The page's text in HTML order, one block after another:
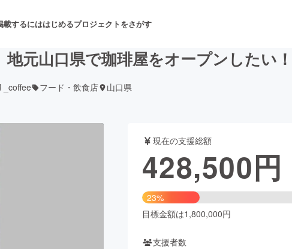
載するにははじめるプロジェクトをさがす
舞台・パフォーマンス
ファッション
ビューティー・ヘルスケア
元山口県で珈琲屋をオープンしたい！
_coffee フード・飲食店 山口県
現在の支援総額
428,500円
23%
目標金額は1,800,000円
支援者数